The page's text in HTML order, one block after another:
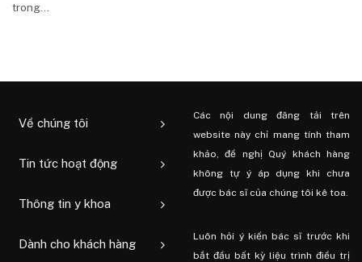
trong...
Về chúng tôi
Tin tức hoạt động
Thông tin y khoa
Dành cho khách hàng
Các nội dung đăng tải trên
website này chỉ mang tính tham
khảo, đề nghị Quý khách hàng
không tự ý áp dụng khi chưa
được bác sĩ của chúng tôi kê toa.
Luôn hỏi ý kiến ​​bác sĩ trước khi
bắt đầu bất kỳ liệu trình điều trị